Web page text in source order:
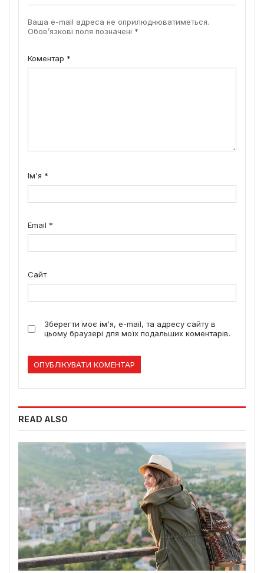
Ваша e-mail адреса не оприлюднюватиметься.
Обов’язкові поля позначені *
Коментар *
Ім'я *
Email *
Сайт
Зберегти моє ім'я, e-mail, та адресу сайту в
цьому браузері для моїх подальших коментарів.
READ ALSO